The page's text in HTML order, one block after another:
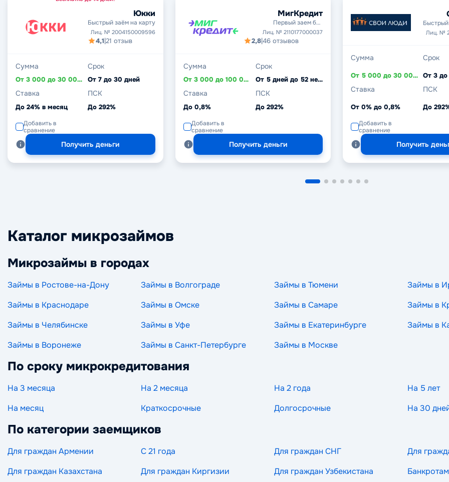
Юкки
Быстрый заём на карту
Лиц. № 2004150009596
4,1|21 отзыв
Сумма
От 3 000 до 30 000 ₽
Срок
От 7 до 30 дней
Ставка
До 24% в месяц
ПСК
До 292%
Добавить в
сравнение
Получить деньги
МигКредит
Первый заем без
процентов
Лиц. № 2110177000037
2,8|46 отзывов
Сумма
От 3 000 до 100 000 ₽
Срок
От 5 дней до 52 недель
Ставка
До 0,8%
ПСК
До 292%
Добавить в
сравнение
Получить деньги
Лиц. №
Сумма
От 5 000 до 30 000 ₽
Срок
От 3
Ставка
От 0% до 0,8%
ПСК
До
Добавить в
сравнение
Получить
Каталог микрозаймов
Микрозаймы в городах
Займы в Ростове-на-Дону Займы в Волгограде Займы в Тюмени Займы в
Займы в Краснодаре
Займы в Омске Займы в Самаре Займы в
Займы в Челябинске
Займы в Уфе Займы в Екатеринбурге Займы в
Займы в Воронеже
Займы в Санкт-Петербурге Займы в Москве
По сроку микрокредитования
На 3 месяца На 2 месяца На 2 года На 5 лет
На месяц
Краткосрочные Долгосрочные На 30
По категории заемщиков
Для граждан Армении С 21 года Для граждан СНГ Для
Для граждан Казахстана
Для граждан Киргизии Для граждан Узбекистана Банкротам